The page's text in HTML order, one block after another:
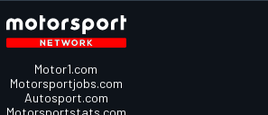
Motor1.com
Motorsportjobs.com
Autosport.com
Motorsportstats.com